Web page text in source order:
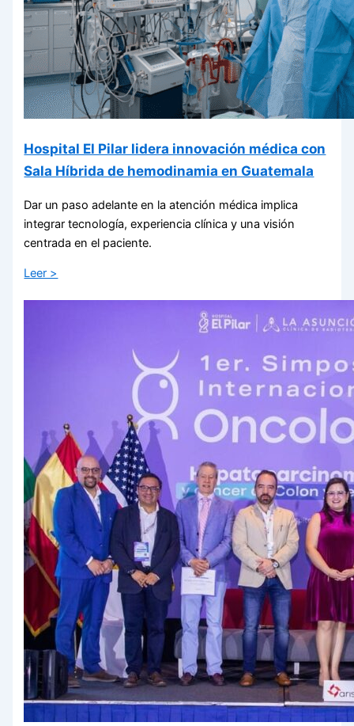
Hospital El Pilar lidera innovación médica con
Sala Híbrida de hemodinamia en Guatemala
Dar un paso adelante en la atención médica implica
integrar tecnología, experiencia clínica y una visión
centrada en el paciente.
Leer >